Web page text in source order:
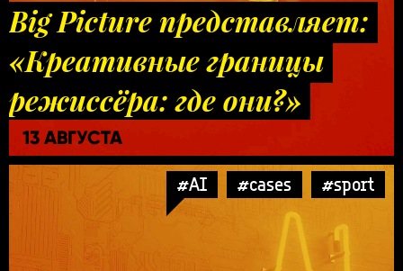
Big Picture представляет:
«Креативные границы
режиссёра: где они?»
13 АВГУСТА
#AI #cases #sport